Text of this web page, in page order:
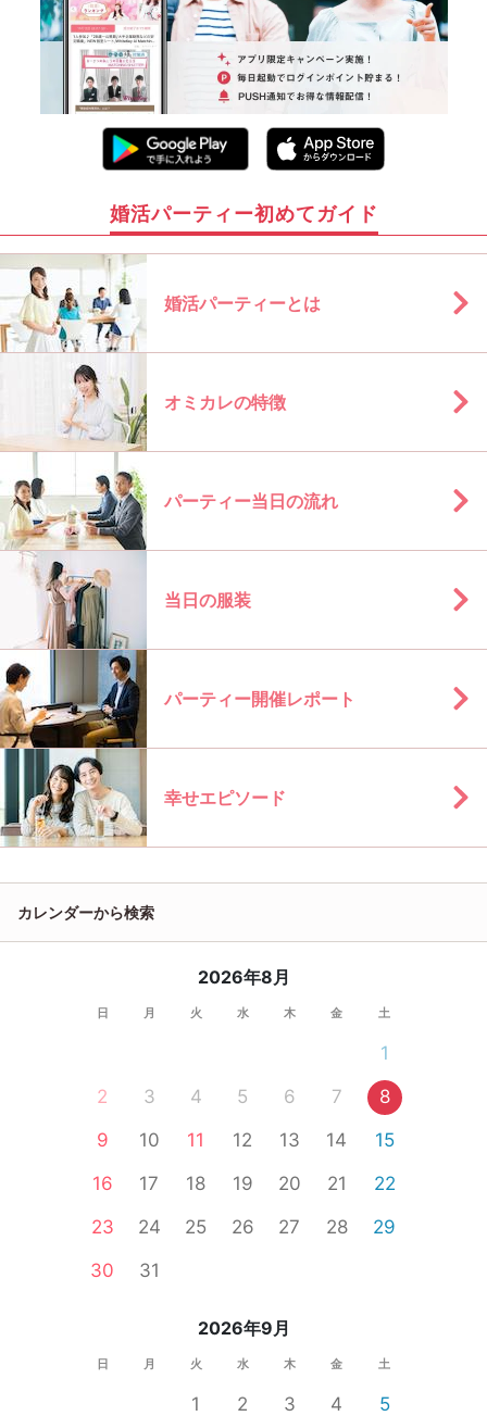
婚活パーティー初めてガイド
婚活パーティーとは
オミカレの特徴
パーティー当日の流れ
当日の服装
パーティー開催レポート
幸せエピソード
カレンダーから検索
2026年8月
日 月 火 水 木 金 土
1
2
3 4 5 6 7
8
9
10 11 12 13 14
15
16
17 18 19 20 21
22
23
24 25 26 27 28
29
30
31
2026年9月
日 月 火 水 木 金 土
1 2 3 4 5